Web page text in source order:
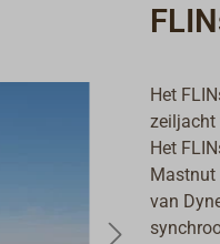
Het
zeiljacht
Het
Mastnut
van